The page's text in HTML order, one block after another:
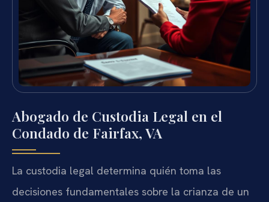
Abogado de Custodia Legal en el
Condado de Fairfax, VA
La custodia legal determina quién toma las
decisiones fundamentales sobre la crianza de un